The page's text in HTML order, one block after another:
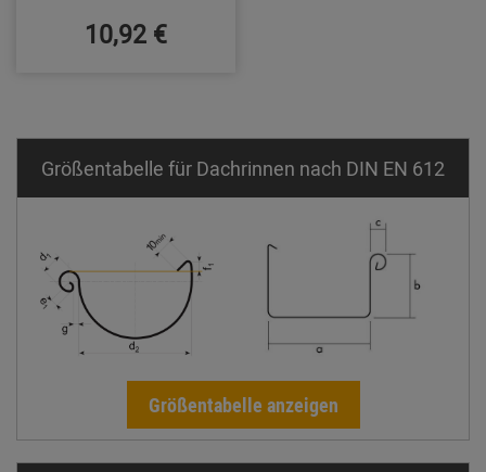
10,92 €
Größentabelle für Dachrinnen nach DIN EN 612
Größentabelle anzeigen